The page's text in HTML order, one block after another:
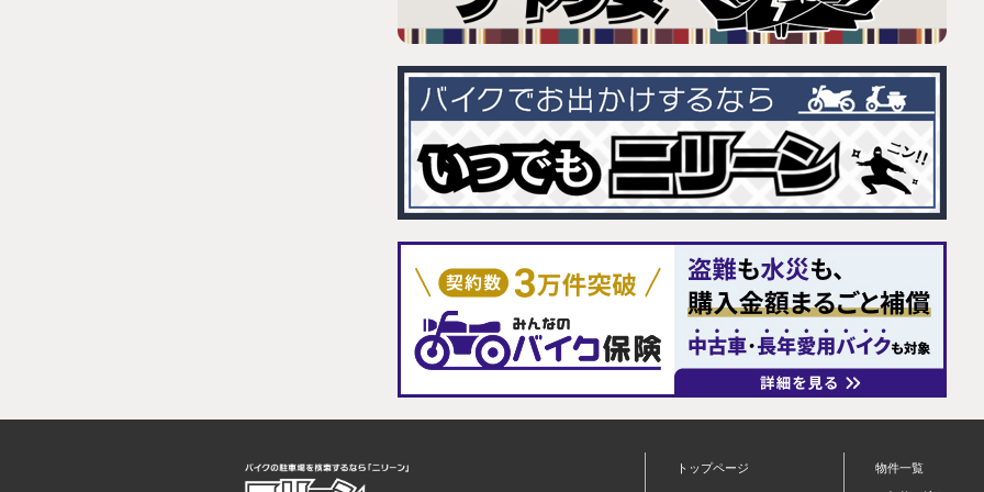
トップページ 物件一覧